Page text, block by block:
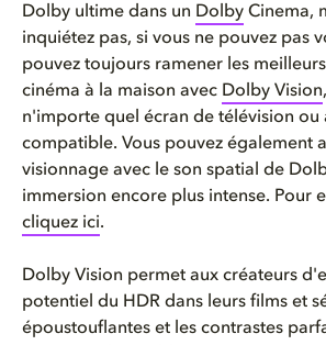
Dolby ultime dans un Dolby Cinema,
inquiétez pas, si vous ne pouvez pas
pouvez toujours ramener les meilleurs
cinéma à la maison avec Dolby Vision,
n'importe quel écran de télévision ou
compatible. Vous pouvez également
visionnage avec le son spatial de
immersion encore plus intense. Pour
cliquez ici.
Dolby Vision permet aux créateurs
potentiel du HDR dans leurs films et
époustouflantes et les contrastes